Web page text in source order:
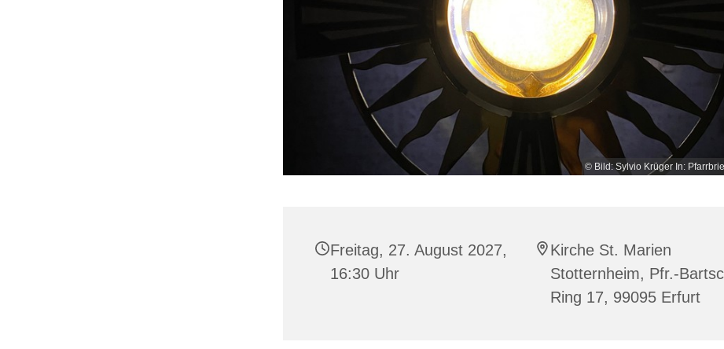
© Bild: Sylvio Krüger In:
Freitag, 27. August 2027,
16:30 Uhr
Kirche St. Marien
Stotternheim, Pfr.-
Ring 17, 99095 Erfurt